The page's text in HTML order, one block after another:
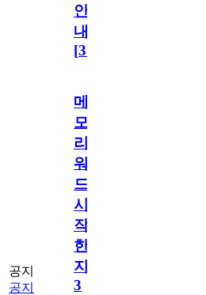
안
내
[31
공지
공지
메
모
리
워
드
시
작
한
지
3